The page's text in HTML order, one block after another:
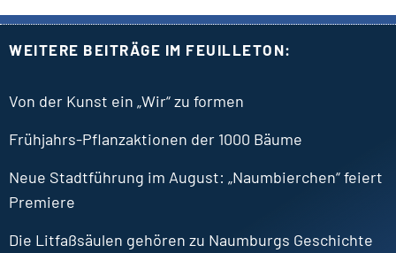
WEITERE BEITRÄGE IM FEUILLETON:
Von der Kunst ein „Wir“ zu formen
Frühjahrs-Pflanzaktionen der 1000 Bäume
Neue Stadtführung im August: „Naumbierchen“ feiert
Premiere
Die Litfaßsäulen gehören zu Naumburgs Geschichte